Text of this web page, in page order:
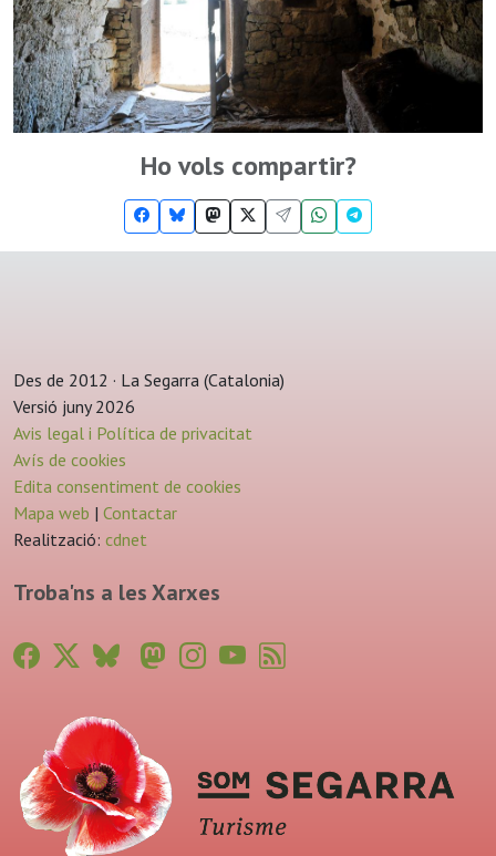
Ho vols compartir?
Des de 2012 · La Segarra (Catalonia)
Versió juny 2026
Avis legal i Política de privacitat
Avís de cookies
Edita consentiment de cookies
Mapa web | Contactar
Realització: cdnet
Troba'ns a les Xarxes